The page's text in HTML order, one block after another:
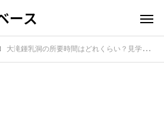
ース
大滝鍾乳洞の所要時間はどれくらい？見学コースの見どころを紹介